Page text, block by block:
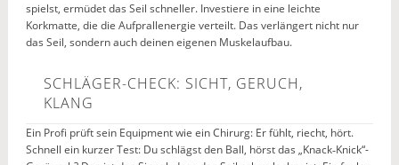
spielst, ermüdet das Seil schneller. Investiere in eine leichte
Korkmatte, die die Aufprallenergie verteilt. Das verlängert nicht nur
das Seil, sondern auch deinen eigenen Muskelaufbau.
SCHLÄGER-CHECK: SICHT, GERUCH,
KLANG
Ein Profi prüft sein Equipment wie ein Chirurg: Er fühlt, riecht, hört.
Schnell ein kurzer Test: Du schlägst den Ball, hörst das „Knack‑Knick“-